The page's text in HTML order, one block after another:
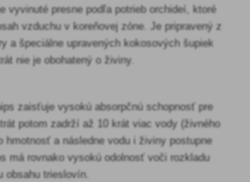
vyvinuté presne podľa potrieb orchideí, ktoré
vzduchu v koreňovej zóne. Je pripravený z
a špeciálne upravených kokosových šupiek
nie je obohatený o živiny.
zaisťuje vysokú absorpčnú schopnosť pre
potom zadrží až 10 krát viac vody (živného
hmotnosť a následne vodu i živiny postupne
má rovnako vysokú odolnosť voči rozkladu
obsahu trieslovín.